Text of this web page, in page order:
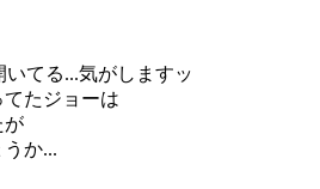
てる...気がしますッ
たジョーは
が
か...